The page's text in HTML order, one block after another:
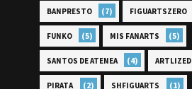
BANPRESTO (7) FIGUARTSZERO
FUNKO (5) MIS FANARTS (5)
SANTOS DE ATENEA (4) ARTLIZED
PIRATA (2) SHFIGUARTS (1)